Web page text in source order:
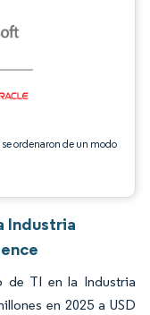
ordenaron de un modo
Industria
de TI en la Industria
en 2025 a USD